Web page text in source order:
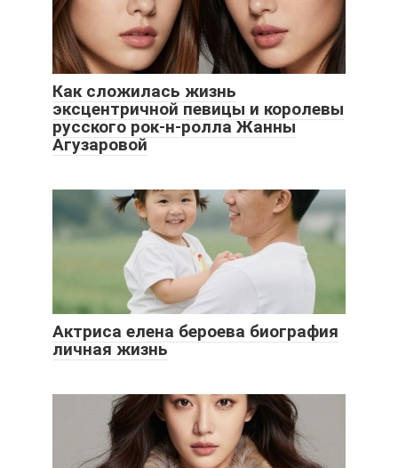
Как сложилась жизнь
эксцентричной певицы и королевы
русского рок-н-ролла Жанны
Агузаровой
Актриса елена бероева биография
личная жизнь